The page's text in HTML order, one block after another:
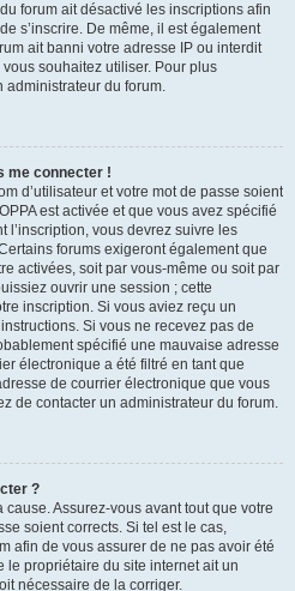
forum ait désactivé les inscriptions afin
s’inscrire. De même, il est également
ait banni votre adresse IP ou interdit
vous souhaitez utiliser. Pour plus
administrateur du forum.
me connecter !
d’utilisateur et votre mot de passe soient
est activée et que vous avez spécifié
l’inscription, vous devrez suivre les
forums exigeront également que
activées, soit par vous-même ou soit par
ouvrir une session ; cette
inscription. Si vous aviez reçu un
Si vous ne recevez pas de
spécifié une mauvaise adresse
électronique a été filtré en tant que
de courrier électronique que vous
de contacter un administrateur du forum.
?
Assurez-vous avant tout que votre
soient corrects. Si tel est le cas,
afin de vous assurer de ne pas avoir été
le propriétaire du site internet ait un
nécessaire de la corriger.